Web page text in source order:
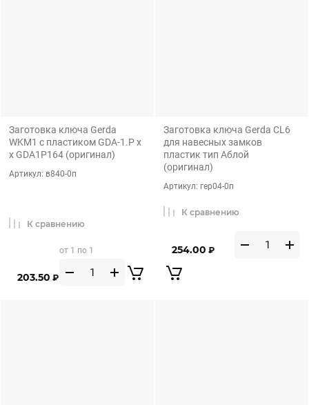
Заготовка ключа Gerda
WKM1 с пластиком GDA-1.P x
x GDA1P164 (оригинал)
Артикул: в840-0п
203.50 ₽
от 1 по 1
К сравнению
Заготовка ключа Gerda CL6
для навесных замков
пластик тип Аблой
(оригинал)
Артикул: гер04-0п
254.00 ₽
К сравнению